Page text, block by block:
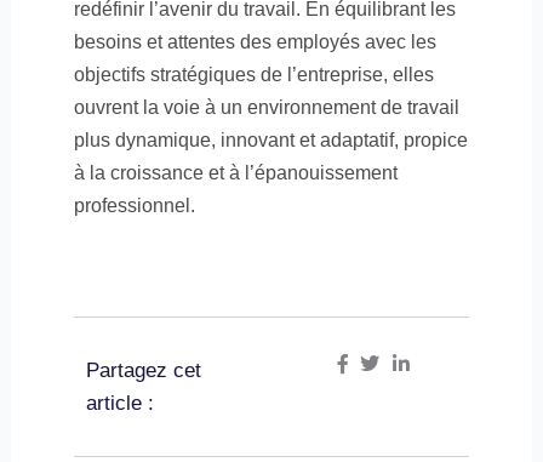
redéfinir l’avenir du travail. En équilibrant les
besoins et attentes des employés avec les
objectifs stratégiques de l’entreprise, elles
ouvrent la voie à un environnement de travail
plus dynamique, innovant et adaptatif, propice
à la croissance et à l’épanouissement
professionnel.
Partagez cet
article :